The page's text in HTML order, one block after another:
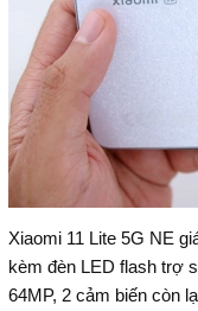
Xiaomi 11 Lite 5G NE
kèm đèn LED flash trợ
64MP, 2 cảm biến còn